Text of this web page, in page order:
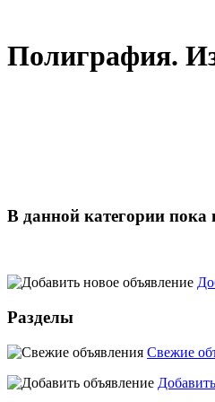
Полиграфия.
В данной категории пока
Разделы
Свежие